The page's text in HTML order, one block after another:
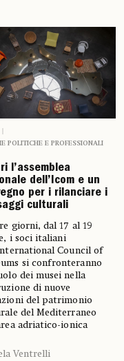
POLITICHE E PROFESSIONALI
l’assemblea
dell’Icom e un
per i rilanciare i
culturali
giorni, dal 17 al 19
i soci italiani
Council of
si confronteranno
dei musei nella
di nuove
del patrimonio
del Mediterraneo
adriatico-ionica
Ventrelli